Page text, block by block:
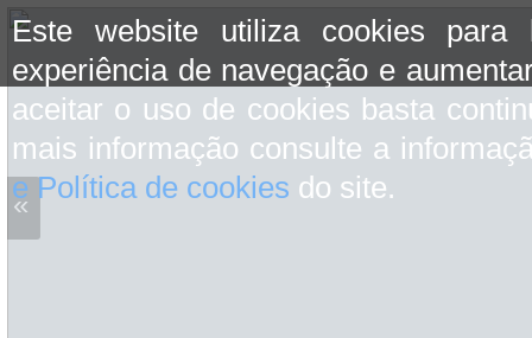
Este website utiliza cookies para
experiência de navegação e
aceitar o uso de cookies basta
mais informação consulte a
e Política de cookies do site.
«